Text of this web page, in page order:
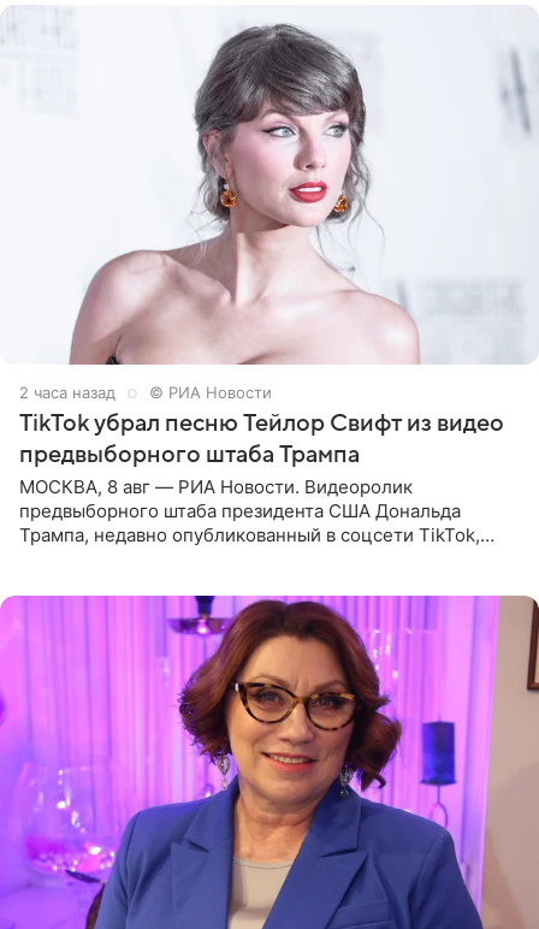
2 часа назад © РИА Новости
TikTok убрал песню Тейлор Свифт из видео
предвыборного штаба Трампа
МОСКВА, 8 авг — РИА Новости. Видеоролик
предвыборного штаба президента США Дональда
Трампа, недавно опубликованный в соцсети TikTok,